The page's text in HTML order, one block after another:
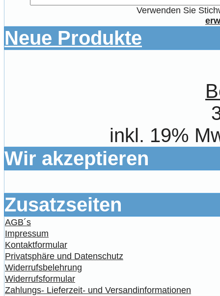
Verwenden Sie
Neue Produkte
inkl. 19%
Wir akzeptieren
Zusatzseiten
AGB´s
Impressum
Kontaktformular
Privatsphäre und Datenschutz
Widerrufsbelehrung
Widerrufsformular
Zahlungs- Lieferzeit- und Versandinformationen